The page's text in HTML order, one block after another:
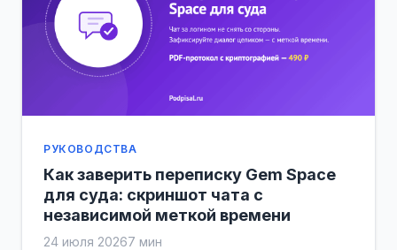
РУКОВОДСТВА
Как заверить переписку Gem Space
для суда: скриншот чата с
независимой меткой времени
24 июля 20267 мин